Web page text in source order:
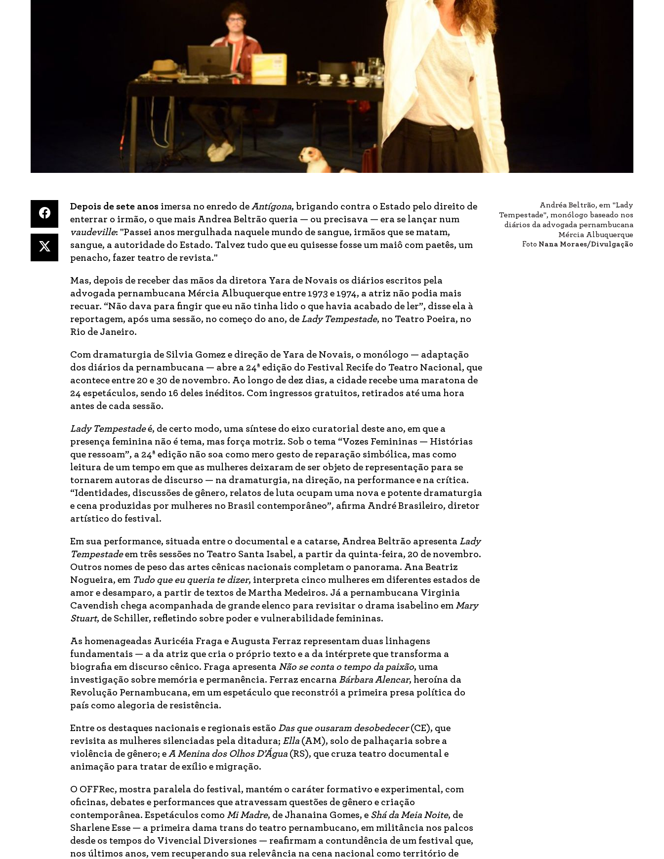
Andréa Beltrão, em "Lady
Tempestade", monólogo baseado nos
diários da advogada pernambucana
Mércia Albuquerque
Foto Nana Moraes/Divulgação
Depois de sete anos imersa no enredo de Antígona, brigando contra o Estado pelo direito de
enterrar o irmão, o que mais Andrea Beltrão queria — ou precisava — era se lançar num
vaudeville: "Passei anos mergulhada naquele mundo de sangue, irmãos que se matam,
sangue, a autoridade do Estado. Talvez tudo que eu quisesse fosse um maiô com paetês, um
penacho, fazer teatro de revista."
Mas, depois de receber das mãos da diretora Yara de Novais os diários escritos pela
advogada pernambucana Mércia Albuquerque entre 1973 e 1974, a atriz não podia mais
recuar. “Não dava para fingir que eu não tinha lido o que havia acabado de ler”, disse ela à
reportagem, após uma sessão, no começo do ano, de Lady Tempestade, no Teatro Poeira, no
Rio de Janeiro.
Com dramaturgia de Silvia Gomez e direção de Yara de Novais, o monólogo — adaptação
dos diários da pernambucana — abre a 24ª edição do Festival Recife do Teatro Nacional, que
acontece entre 20 e 30 de novembro. Ao longo de dez dias, a cidade recebe uma maratona de
24 espetáculos, sendo 16 deles inéditos. Com ingressos gratuitos, retirados até uma hora
antes de cada sessão.
Lady Tempestadeé, de certo modo, uma síntese do eixo curatorial deste ano, em que a
presença feminina não é tema, mas força motriz. Sob o tema “Vozes Femininas — Histórias
que ressoam”, a 24ª edição não soa como mero gesto de reparação simbólica, mas como
leitura de um tempo em que as mulheres deixaram de ser objeto de representação para se
tornarem autoras de discurso — na dramaturgia, na direção, na performance e na crítica.
“Identidades, discussões de gênero, relatos de luta ocupam uma nova e potente dramaturgia
e cena produzidas por mulheres no Brasil contemporâneo”, afirma André Brasileiro, diretor
artístico do festival.
Em sua performance, situada entre o documental e a catarse, Andrea Beltrão apresenta Lady
Tempestadeem três sessões no Teatro Santa Isabel, a partir da quinta-feira, 20 de novembro.
Outros nomes de peso das artes cênicas nacionais completam o panorama. Ana Beatriz
Nogueira, em Tudo que eu queria te dizer, interpreta cinco mulheres em diferentes estados de
amor e desamparo, a partir de textos de Martha Medeiros. Já a pernambucana Virginia
Cavendish chega acompanhada de grande elenco para revisitar o drama isabelino em Mary
Stuart, de Schiller, refletindo sobre poder e vulnerabilidade femininas.
As homenageadas Auricéia Fraga e Augusta Ferraz representam duas linhagens
fundamentais — a da atriz que cria o próprio texto e a da intérprete que transforma a
biografia em discurso cênico. Fraga apresenta Não se conta o tempo da paixão, uma
investigação sobre memória e permanência. Ferraz encarna Bárbara Alencar, heroína da
Revolução Pernambucana, em um espetáculo que reconstrói a primeira presa política do
país como alegoria de resistência.
Entre os destaques nacionais e regionais estão Das que ousaram desobedecer(CE), que
revisita as mulheres silenciadas pela ditadura; Ella (AM), solo de palhaçaria sobre a
violência de gênero; e A Menina dos Olhos D’Água (RS), que cruza teatro documental e
animação para tratar de exílio e migração.
O OFFRec, mostra paralela do festival, mantém o caráter formativo e experimental, com
oficinas, debates e performances que atravessam questões de gênero e criação
contemporânea. Espetáculos como Mi Madre, de Jhanaina Gomes, e Shá da Meia Noite, de
Sharlene Esse — a primeira dama trans do teatro pernambucano, em militância nos palcos
desde os tempos do Vivencial Diversiones — reafirmam a contundência de um festival que,
nos últimos anos, vem recuperando sua relevância na cena nacional como território de